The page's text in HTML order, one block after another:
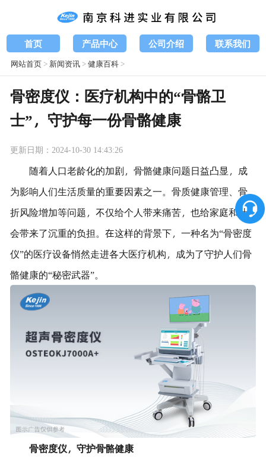
首页 产品中心 公司介绍 联系我们
网站首页> 新闻资讯>健康百科>
骨密度仪：医疗机构中的“骨骼卫
士”，守护每一份骨骼健康
更新日期：2024-10-30 14:43:26
随着人口老龄化的加剧，骨骼健康问题日益凸显，成
为影响人们生活质量的重要因素之一。骨质健康管理、骨
折风险增加等问题，不仅给个人带来痛苦，也给家庭和社
会带来了沉重的负担。在这样的背景下，一种名为“骨密度
仪”的医疗设备悄然走进各大医疗机构，成为了守护人们骨
骼健康的“秘密武器”。
骨密度仪，守护骨骼健康